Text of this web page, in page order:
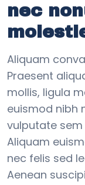
nec
Aliquam
Praesent
mollis, ligula
euismod nibh
vulputate sem
Aliquam
nec felis sed
Aenean